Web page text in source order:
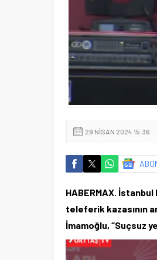
29 NISAN 2024 15:36
HABERMAX.
teleferik kazasının
İmamoğlu, “Suçsuz